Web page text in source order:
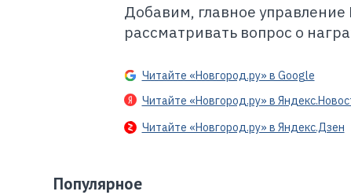
Добавим, главное
рассматривать вопрос о
Читайте «Новгород.ру» в Google
Читайте «Новгород.ру» в
Читайте «Новгород.ру» в Яндекс.Дзен
Популярное